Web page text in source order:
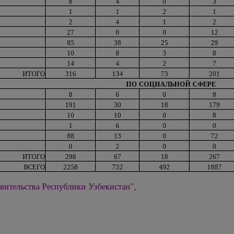
8 4 0 3
1 1 2 1
2 4 1 2
27 0 0 12
85 38 25 29
10 8 3 8
14 4 2 7
ИТОГО
316 134 73 201
ПО СОЦИАЛЬНОЙ СФЕРЕ
8 6 0 8
191 30 18 179
10 10 0 8
1 6 0 0
88 13 0 72
0 2 0 0
ИТОГО
298 67 18 267
ВСЕГО
2258 732 492 1887
Республики Узбекистан",